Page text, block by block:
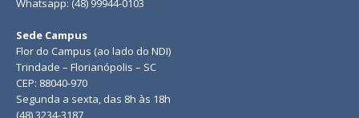
Whatsapp: (48) 99944-0103
Sede Campus
Flor do Campus (ao lado do NDI)
Trindade – Florianópolis – SC
CEP: 88040-970
Segunda a sexta, das 8h às 18h
(48) 3234-3187